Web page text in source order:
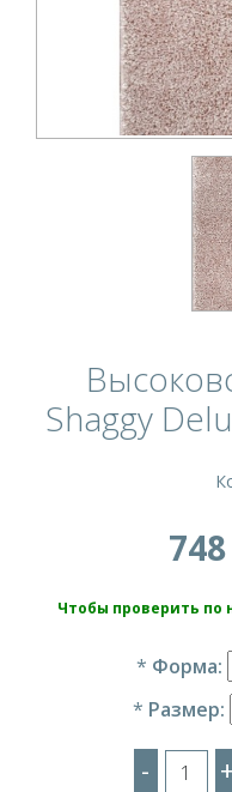
Shaggy
Чтобы проверить по
* Форма:
* Размер:
- +